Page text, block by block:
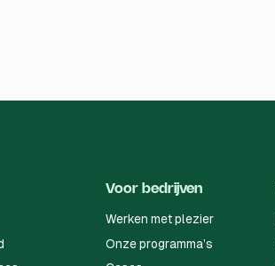
Voor bedrijven
Werken met plezier
Onze programma’s